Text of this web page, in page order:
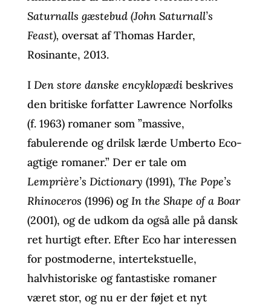
Saturnalls gæstebud (John Saturnall’s
Feast), oversat af Thomas Harder,
Rosinante, 2013.
I Den store danske encyklopædibeskrives
den britiske forfatter Lawrence Norfolks
(f. 1963) romaner som ”massive,
fabulerende og drilsk lærde Umberto Eco-
agtige romaner.” Der er tale om
Lemprière’s Dictionary (1991), The Pope’s
Rhinoceros (1996) ogIn the Shape of a Boar
(2001), og de udkom da også alle på dansk
ret hurtigt efter. Efter Eco har interessen
for postmoderne, intertekstuelle,
halvhistoriske og fantastiske romaner
været stor, og nu er der føjet et nyt